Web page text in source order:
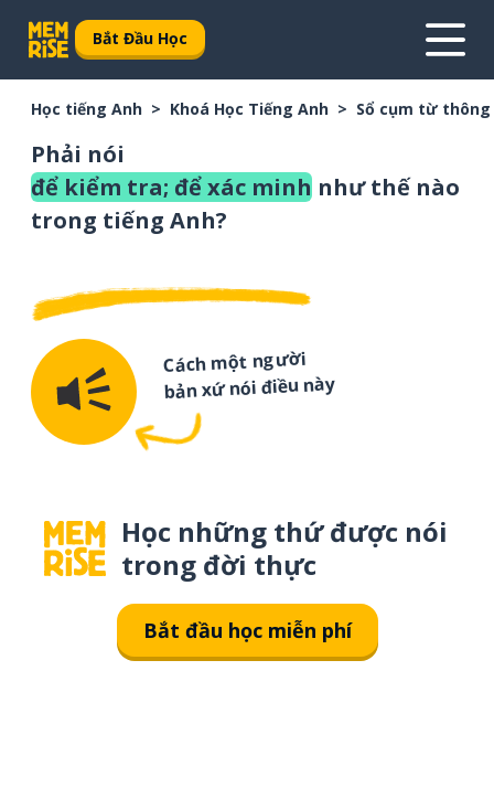
Bắt Đầu Học
Học tiếng Anh Khoá Học Tiếng Anh Sổ cụm từ
Phải nói
để kiểm tra; để xác minh như thế nào
trong tiếng Anh?
Cách một người
bản xứ nói điều này
Học những thứ được nói
trong đời thực
Bắt đầu học miễn phí